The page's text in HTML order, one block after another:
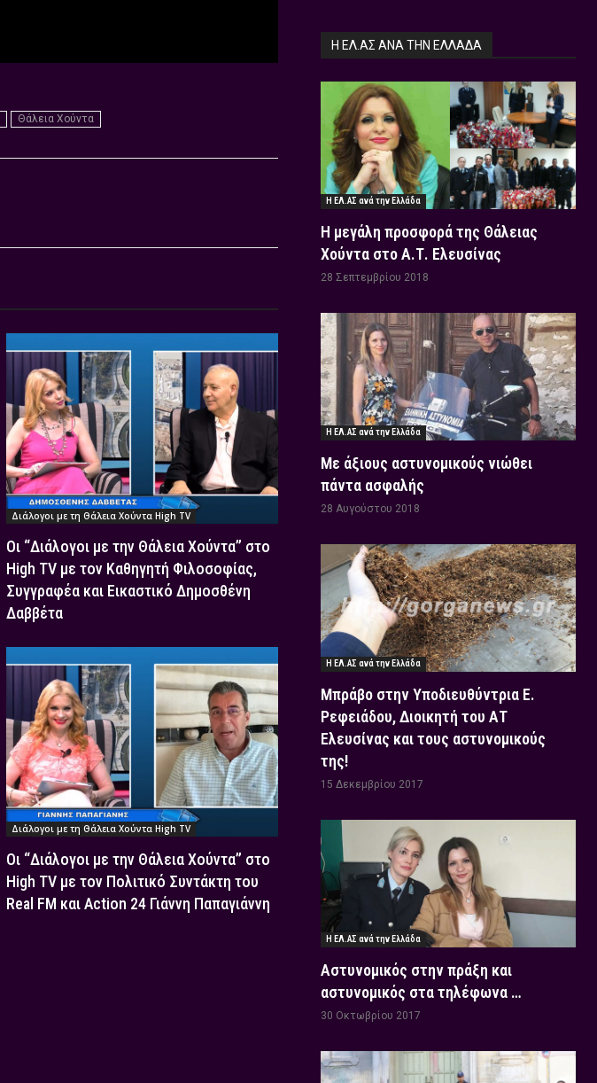
Θάλεια Χούντα
Διάλογοι με τη Θάλεια Χούντα High TV
Οι “Διάλογοι με την Θάλεια Χούντα” στο
High TV με τον Καθηγητή Φιλοσοφίας,
Συγγραφέα και Εικαστικό Δημοσθένη
Δαββέτα
Διάλογοι με τη Θάλεια Χούντα High TV
Οι “Διάλογοι με την Θάλεια Χούντα” στο
High TV με τον Πολιτικό Συντάκτη του
Real FM και Action 24 Γιάννη Παπαγιάννη
Η ΕΛ.ΑΣ ΑΝΆ ΤΗΝ ΕΛΛΆΔΑ
Η ΕΛ.ΑΣ ανά την Ελλάδα
Η μεγάλη προσφορά της Θάλειας
Χούντα στο Α.Τ. Ελευσίνας
28 Σεπτεμβρίου 2018
Η ΕΛ.ΑΣ ανά την Ελλάδα
Με άξιους αστυνομικούς νιώθει
πάντα ασφαλής
28 Αυγούστου 2018
Η ΕΛ.ΑΣ ανά την Ελλάδα
Μπράβο στην Υποδιευθύντρια Ε.
Ρεφειάδου, Διοικητή του ΑΤ
Ελευσίνας και τους αστυνομικούς
της!
15 Δεκεμβρίου 2017
Η ΕΛ.ΑΣ ανά την Ελλάδα
Αστυνομικός στην πράξη και
αστυνομικός στα τηλέφωνα …
30 Οκτωβρίου 2017